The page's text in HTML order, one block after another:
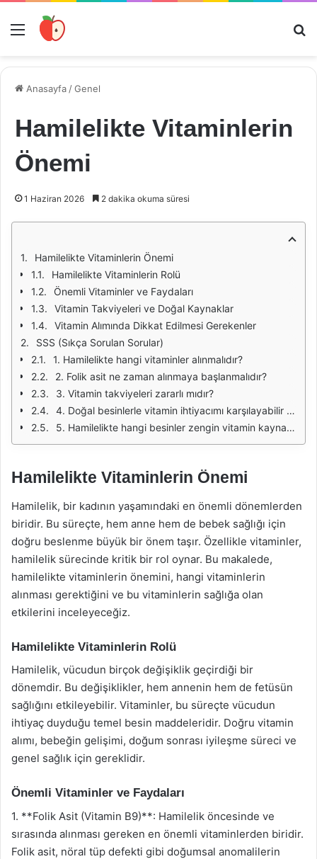
Menü
Anasayfa /Genel
Hamilelikte Vitaminlerin
Önemi
1 Haziran 2026 2 dakika okuma süresi
Hamilelikte Vitaminlerin Önemi
Hamilelikte Vitaminlerin Rolü
Önemli Vitaminler ve Faydaları
Vitamin Takviyeleri ve Doğal Kaynaklar
Vitamin Alımında Dikkat Edilmesi Gerekenler
SSS (Sıkça Sorulan Sorular)
1. Hamilelikte hangi vitaminler alınmalıdır?
2. Folik asit ne zaman alınmaya başlanmalıdır?
3. Vitamin takviyeleri zararlı mıdır?
4. Doğal besinlerle vitamin ihtiyacımı karşılayabilir miyim?
5. Hamilelikte hangi besinler zengin vitamin kaynağıdır?
Hamilelikte Vitaminlerin Önemi
Hamilelik, bir kadının yaşamındaki en önemli dönemlerden
biridir. Bu süreçte, hem anne hem de bebek sağlığı için
doğru beslenme büyük bir önem taşır. Özellikle vitaminler,
hamilelik sürecinde kritik bir rol oynar. Bu makalede,
hamilelikte vitaminlerin önemini, hangi vitaminlerin
alınması gerektiğini ve bu vitaminlerin sağlığa olan
etkilerini inceleyeceğiz.
Hamilelikte Vitaminlerin Rolü
Hamilelik, vücudun birçok değişiklik geçirdiği bir
dönemdir. Bu değişiklikler, hem annenin hem de fetüsün
sağlığını etkileyebilir. Vitaminler, bu süreçte vücudun
ihtiyaç duyduğu temel besin maddeleridir. Doğru vitamin
alımı, bebeğin gelişimi, doğum sonrası iyileşme süreci ve
genel sağlık için gereklidir.
Önemli Vitaminler ve Faydaları
1. **Folik Asit (Vitamin B9)**: Hamilelik öncesinde ve
sırasında alınması gereken en önemli vitaminlerden biridir.
Folik asit, nöral tüp defekti gibi doğumsal anomalilerin